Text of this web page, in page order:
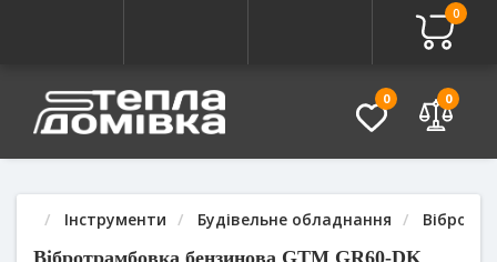
0
0 0
Інструменти Будівельне обладнання
Вібротрамбовка бензинова GTM GR60-DK
Питання - Відповідь